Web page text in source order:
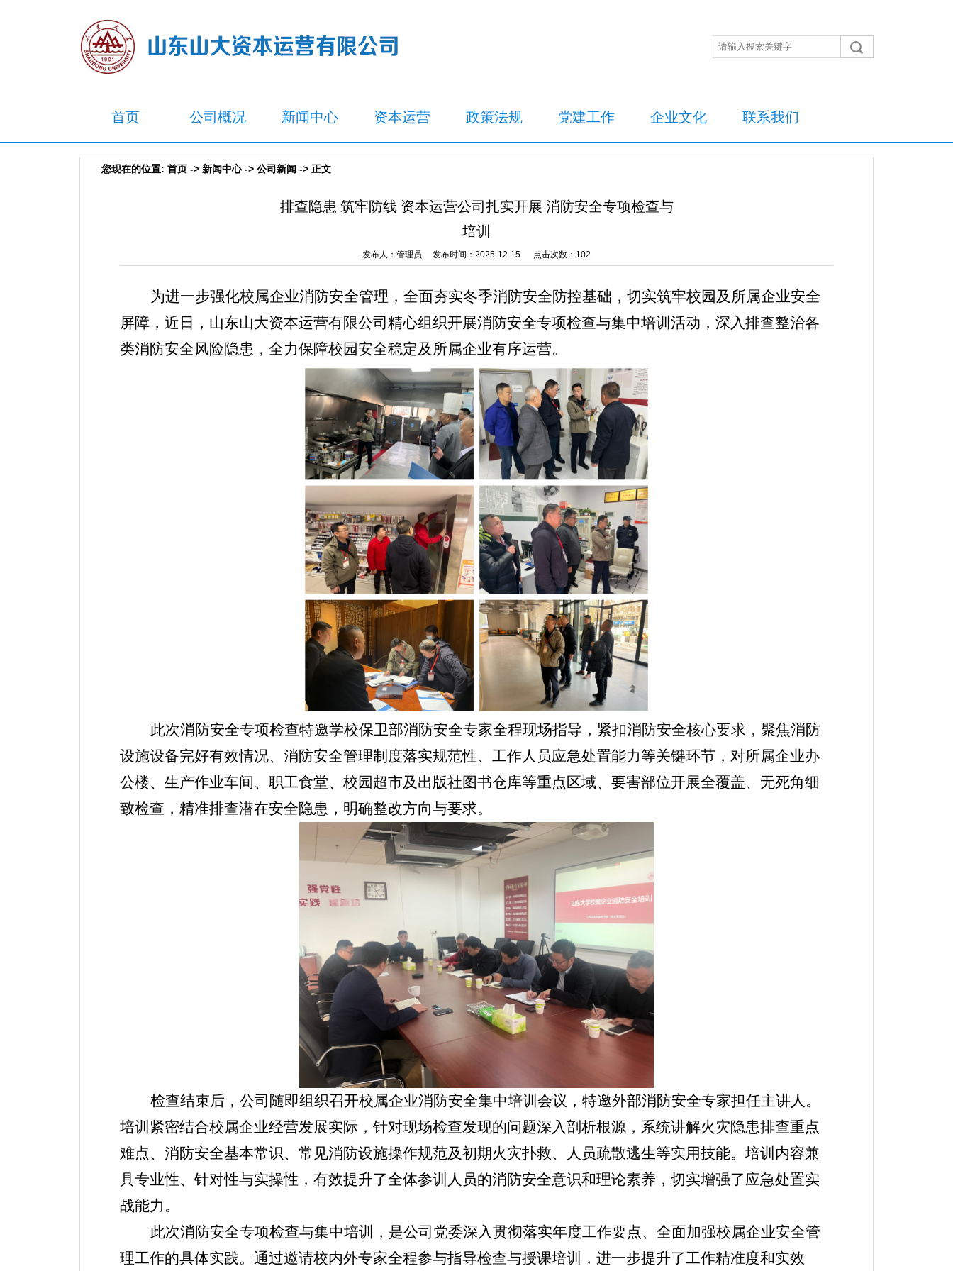
首页 公司概况 新闻中心 资本运营 政策法规 党建工作 企业文化 联系我们
您现在的位置: 首页 -> 新闻中心-> 公司新闻 -> 正文
排查隐患 筑牢防线 资本运营公司扎实开展 消防安全专项检查与
培训
发布人：管理员 发布时间：2025-12-15 点击次数： 102
为进一步强化校属企业消防安全管理，全面夯实冬季消防安全防控基础，切实筑牢校园及所属企业安全
屏障，近日，山东山大资本运营有限公司精心组织开展消防安全专项检查与集中培训活动，深入排查整治各
类消防安全风险隐患，全力保障校园安全稳定及所属企业有序运营。
此次消防安全专项检查特邀学校保卫部消防安全专家全程现场指导，紧扣消防安全核心要求，聚焦消防
设施设备完好有效情况、消防安全管理制度落实规范性、工作人员应急处置能力等关键环节，对所属企业办
公楼、生产作业车间、职工食堂、校园超市及出版社图书仓库等重点区域、要害部位开展全覆盖、无死角细
致检查，精准排查潜在安全隐患，明确整改方向与要求。
检查结束后，公司随即组织召开校属企业消防安全集中培训会议，特邀外部消防安全专家担任主讲人。
培训紧密结合校属企业经营发展实际，针对现场检查发现的问题深入剖析根源，系统讲解火灾隐患排查重点
难点、消防安全基本常识、常见消防设施操作规范及初期火灾扑救、人员疏散逃生等实用技能。培训内容兼
具专业性、针对性与实操性，有效提升了全体参训人员的消防安全意识和理论素养，切实增强了应急处置实
战能力。
此次消防安全专项检查与集中培训，是公司党委深入贯彻落实年度工作要点、全面加强校属企业安全管
理工作的具体实践。通过邀请校内外专家全程参与指导检查与授课培训，进一步提升了工作精准度和实效